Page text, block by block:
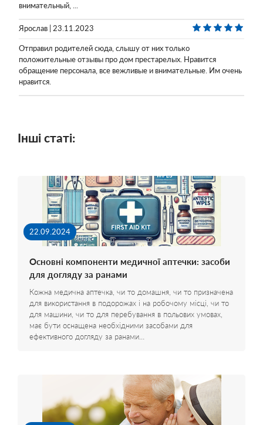
внимательный, ...
Ярослав | 23.11.2023
Отправил родителей сюда, слышу от них только
положительные отзывы про дом престарелых. Нравится
обращение персонала, все вежливые и внимательные. Им очень
нравится.
Інші статі:
22.09.2024
Основні компоненти медичної аптечки: засоби
для догляду за ранами
Кожна медична аптечка, чи то домашня, чи то призначена
для використання в подорожах і на робочому місці, чи то
для машини, чи то для перебування в польових умовах,
має бути оснащена необхідними засобами для
ефективного догляду за ранами…